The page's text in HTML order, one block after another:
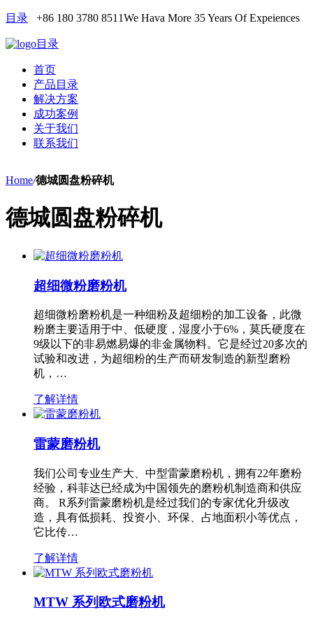
目录 +86 180 3780 8511We Hava More 35 Years Of Expeiences
目录
首页
产品目录
解决方案
成功案例
关于我们
联系我们
Home/德城圆盘粉碎机
德城圆盘粉碎机
超细微粉磨粉机
超细微粉磨粉机是一种细粉及超细粉的加工设备，此微
粉磨主要适用于中、低硬度，湿度小于6%，莫氏硬度在
9级以下的非易燃易爆的非金属物料。它是经过20多次的
试验和改进，为超细粉的生产而研发制造的新型磨粉
机，…
了解详情
雷蒙磨粉机
我们公司专业生产大、中型雷蒙磨粉机，拥有22年磨粉
经验，科菲达已经成为中国领先的磨粉机制造商和供应
商。 R系列雷蒙磨粉机是经过我们的专家优化升级改
造，具有低损耗、投资小、环保、占地面积小等优点，
它比传…
了解详情
MTW 系列欧式磨粉机